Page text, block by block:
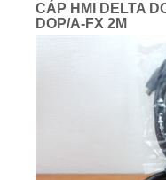
CÁP HMI DELTA
DOP/A-FX 2M